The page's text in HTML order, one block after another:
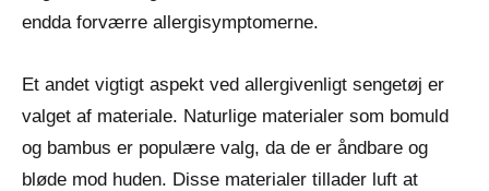
endda forværre allergisymptomerne.
Et andet vigtigt aspekt ved allergivenligt sengetøj er
valget af materiale. Naturlige materialer som bomuld
og bambus er populære valg, da de er åndbare og
bløde mod huden. Disse materialer tillader luft at